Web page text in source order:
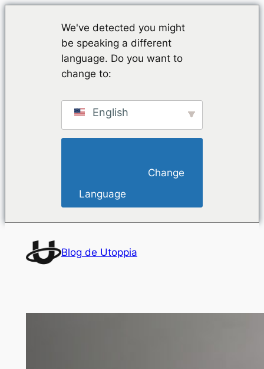
We've detected you might
be speaking a different
language. Do you want to
change to:
English
Language
contenido
Blog de Utoppia